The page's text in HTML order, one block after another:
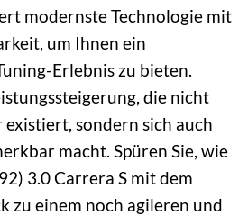
modernste Technologie mit
um Ihnen ein
Erlebnis zu bieten.
die nicht
existiert, sondern sich auch
macht. Spüren Sie, wie
3.0 Carrera S mit dem
zu einem noch agileren und